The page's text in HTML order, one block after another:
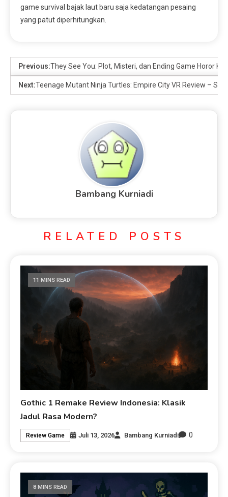
game survival bajak laut baru saja kedatangan pesaing
yang patut diperhitungkan.
Previous:They See You: Plot, Misteri, dan Ending Game Horor
Next:Teenage Mutant Ninja Turtles: Empire City VR Review –
Bambang Kurniadi
RELATED POSTS
11 MINS READ
Gothic 1 Remake Review Indonesia: Klasik
Jadul Rasa Modern?
Review Game Juli 13, 2026 Bambang Kurniadi 0
8 MINS READ